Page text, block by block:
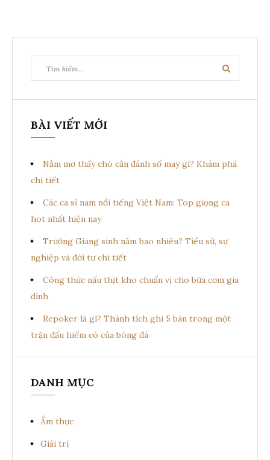
ớ
b
ì
i
m
:
T
ì
i
BÀI VIẾT MỚI
Nằm mơ thấy chó cắn đánh số may gì? Khám phá
chi tiết
Các ca sĩ nam nổi tiếng Việt Nam: Top giọng ca
hot nhất hiện nay
Trường Giang sinh năm bao nhiêu? Tiểu sử, sự
nghiệp và đời tư chi tiết
Công thức nấu thịt kho chuẩn vị cho bữa cơm gia
đình
Repoker là gì? Thành tích ghi 5 bàn trong một
trận đấu hiếm có của bóng đá
DANH MỤC
Ẩm thực
Giải trí